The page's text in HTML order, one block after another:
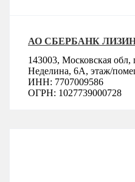
АО СБЕРБАНК
143003, Московская
Неделина, 6А, этаж/
ИНН: 7707009586
ОГРН: 1027739000728